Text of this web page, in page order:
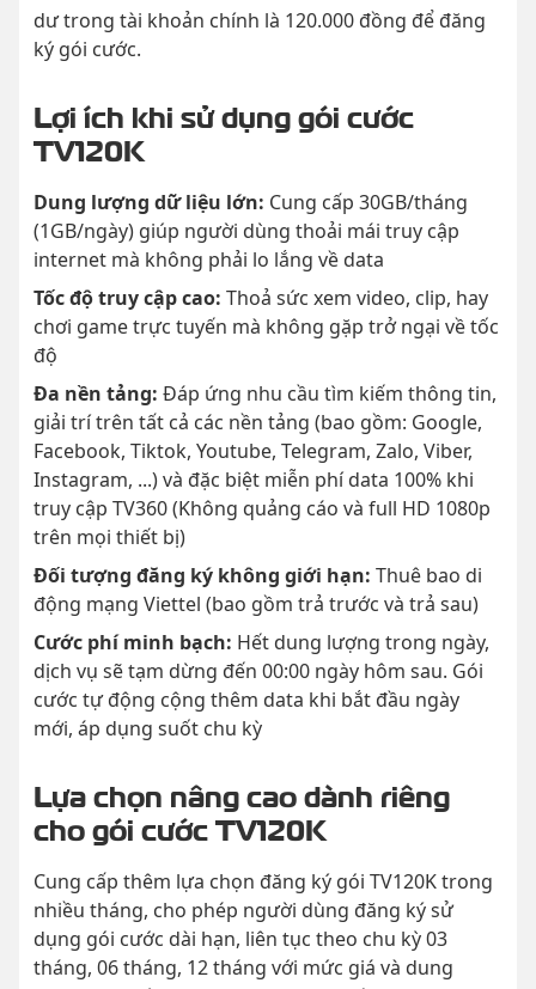
dư trong tài khoản chính là 120.000 đồng để đăng
ký gói cước.
Lợi ích khi sử dụng gói cước
TV120K
Dung lượng dữ liệu lớn: Cung cấp 30GB/tháng
(1GB/ngày) giúp người dùng thoải mái truy cập
internet mà không phải lo lắng về data
Tốc độ truy cập cao: Thoả sức xem video, clip, hay
chơi game trực tuyến mà không gặp trở ngại về tốc
độ
Đa nền tảng: Đáp ứng nhu cầu tìm kiếm thông tin,
giải trí trên tất cả các nền tảng (bao gồm: Google,
Facebook, Tiktok, Youtube, Telegram, Zalo, Viber,
Instagram, ...) và đặc biệt miễn phí data 100% khi
truy cập TV360 (Không quảng cáo và full HD 1080p
trên mọi thiết bị)
Đối tượng đăng ký không giới hạn: Thuê bao di
động mạng Viettel (bao gồm trả trước và trả sau)
Cước phí minh bạch: Hết dung lượng trong ngày,
dịch vụ sẽ tạm dừng đến 00:00 ngày hôm sau. Gói
cước tự động cộng thêm data khi bắt đầu ngày
mới, áp dụng suốt chu kỳ
Lựa chọn nâng cao dành riêng
cho gói cước TV120K
Cung cấp thêm lựa chọn đăng ký gói TV120K trong
nhiều tháng, cho phép người dùng đăng ký sử
dụng gói cước dài hạn, liên tục theo chu kỳ 03
tháng, 06 tháng, 12 tháng với mức giá và dung